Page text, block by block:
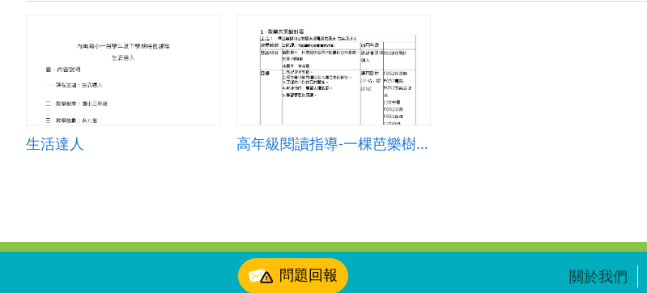
生活達人 高年級閱讀指導-一棵芭樂樹和它的朋友都是我的朋友
問題回報 關於我們